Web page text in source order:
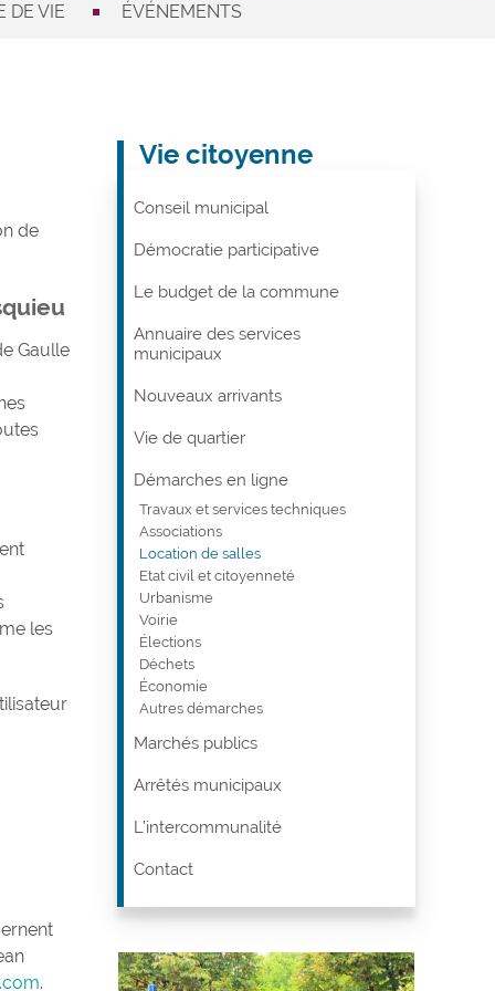
DE VIE ÉVÉNEMENTS
de
Gaulle
les
.
Vie citoyenne
Conseil municipal
Démocratie participative
Le budget de la commune
Annuaire des services
municipaux
Nouveaux arrivants
Vie de quartier
Démarches en ligne
Travaux et services techniques
Associations
Location de salles
Etat civil et citoyenneté
Urbanisme
Voirie
Élections
Déchets
Économie
Autres démarches
Marchés publics
Arrêtés municipaux
L’intercommunalité
Contact